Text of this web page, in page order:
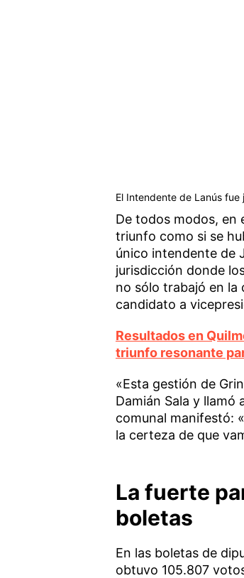
El Intendente de Lanús
De todos modos, en
triunfo como si se
único intendente de
jurisdicción donde
no sólo trabajó en la
candidato a
Resultados en
triunfo resonante
«Esta gestión de
Damián Sala y
comunal manifestó:
la certeza de que
La fuerte
boletas
En las boletas de
obtuvo 105.807